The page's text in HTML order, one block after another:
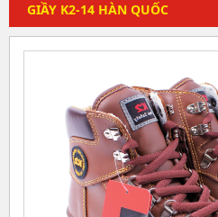
GIẦY K2-14 HÀN QUỐC